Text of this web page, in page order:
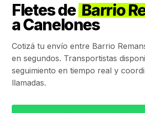
Fletes de Barrio
aCanelones
Cotizá tu envío entre Barrio
en segundos. Transportistas
seguimiento en tiempo real y
llamadas.